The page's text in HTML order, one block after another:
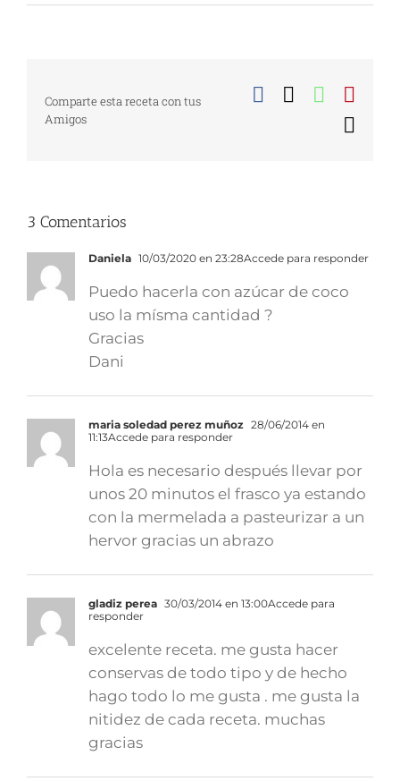
Comparte esta receta con tus
Amigos
Facebook
3 Comentarios
Daniela 10/03/2020 en 23:28Accede para responder
Puedo hacerla con azúcar de coco
uso la mísma cantidad ?
Gracias
Dani
maria soledad perez muñoz 28/06/2014 en
11:13Accede para responder
Hola es necesario después llevar por
unos 20 minutos el frasco ya estando
con la mermelada a pasteurizar a un
hervor gracias un abrazo
gladiz perea 30/03/2014 en 13:00Accede para
responder
excelente receta. me gusta hacer
conservas de todo tipo y de hecho
hago todo lo me gusta . me gusta la
nitidez de cada receta. muchas
gracias